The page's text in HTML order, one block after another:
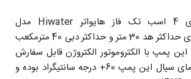
جت پمپ جکوزی 4 اسب تک فاز هایواتر Hiwater مدل
HWJ4/2/TS دارای حداکثر هد 30 متر و حداکثر دبی 40 مترمکعب
پمپ با الکتروموتور الکتروژن قابل سفارش
می‌باشد. حداکثر دمای سیال این پمپ 60+ درجه سانتیگراد بوده و